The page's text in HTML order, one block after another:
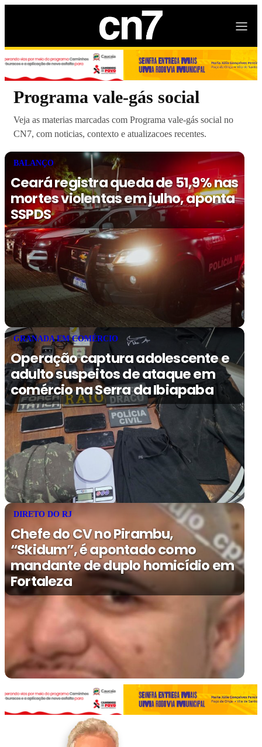
Programa vale-gás social
Veja as materias marcadas com Programa vale-gás social no
CN7, com noticias, contexto e atualizacoes recentes.
BALANÇO
Ceará registra queda de 51,9% nas
mortes violentas em julho, aponta
SSPDS
GRANADA EM COMÉRCIO
Operação captura adolescente e
adulto suspeitos de ataque em
comércio na Serra da Ibiapaba
DIRETO DO RJ
Chefe do CV no Pirambu,
“Skidum”, é apontado como
mandante de duplo homicídio em
Fortaleza